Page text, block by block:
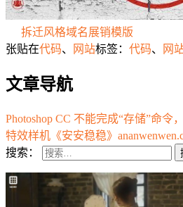
拆迁风格域名展销模版
张贴在代码、 网站标签： 代码、 网
文章导航
Photoshop CC 不能完成“存储”命令
特效样机《安安稳稳》
搜索：